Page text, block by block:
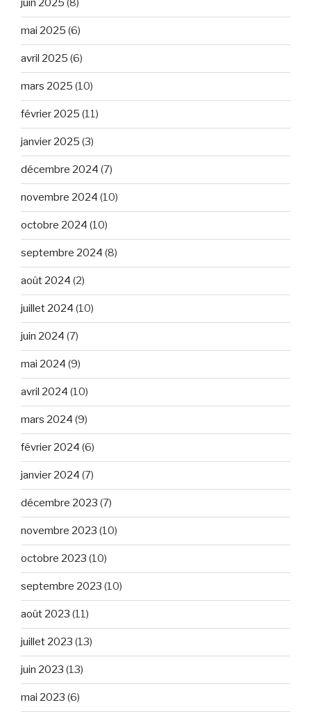
juin 2025 (8)
mai 2025 (6)
avril 2025 (6)
mars 2025 (10)
février 2025 (11)
janvier 2025 (3)
décembre 2024 (7)
novembre 2024 (10)
octobre 2024 (10)
septembre 2024 (8)
août 2024 (2)
juillet 2024 (10)
juin 2024 (7)
mai 2024 (9)
avril 2024 (10)
mars 2024 (9)
février 2024 (6)
janvier 2024 (7)
décembre 2023 (7)
novembre 2023 (10)
octobre 2023 (10)
septembre 2023 (10)
août 2023 (11)
juillet 2023 (13)
juin 2023 (13)
mai 2023 (6)